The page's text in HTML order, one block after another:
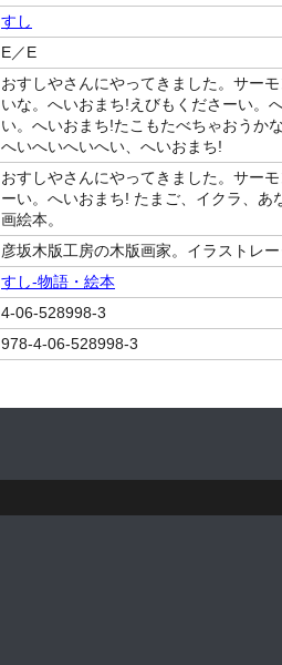
すし
E／E
おすしやさんにやってきました。サー
いな。へいおまち!えびもくださーい。
い。へいおまち!たこもたべちゃおうか
へいへいへいへい、へいおまち!
おすしやさんにやってきました。サー
ーい。へいおまち! たまご、イクラ、
画絵本。
彦坂木版工房の木版画家。イラストレ
すし-物語・絵本
4-06-528998-3
978-4-06-528998-3